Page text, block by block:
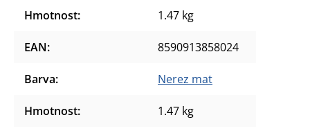
Hmotnost: 1.47 kg
EAN: 8590913858024
Barva: Nerez mat
Hmotnost: 1.47 kg